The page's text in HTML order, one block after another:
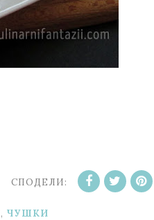
СПОДЕЛИ:
, ЧУШКИ